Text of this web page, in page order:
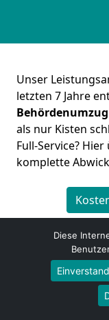
Unser
letzten 7 Jahre
Behördenumzug
als nur Kisten
Full-Service?
komplette
Diese